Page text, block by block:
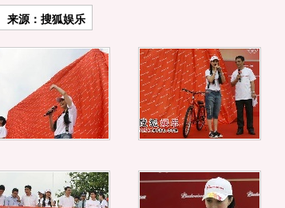
来源：搜狐娱乐